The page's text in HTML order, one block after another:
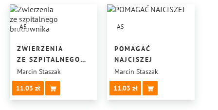
A5
ZWIERZENIA
ZE SZPITALNEGO
BRUDOWNIKA
Marcin Staszak
11.03
A5
POMAGAĆ
NAJCISZEJ
Marcin Staszak
11.03